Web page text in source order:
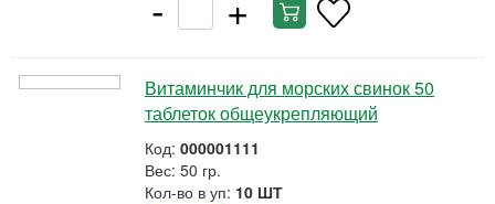
Витаминчик для морских свинок 50
таблеток общеукрепляющий
Код: 000001111
Вес: 50 гр.
Кол-во в уп: 10 ШТ